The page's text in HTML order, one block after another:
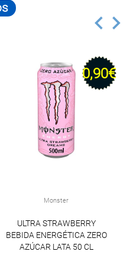
0,90€
Monster
ULTRA STRAWBERRY
BEBIDA ENERGÉTICA ZERO
AZÚCAR LATA 50 CL